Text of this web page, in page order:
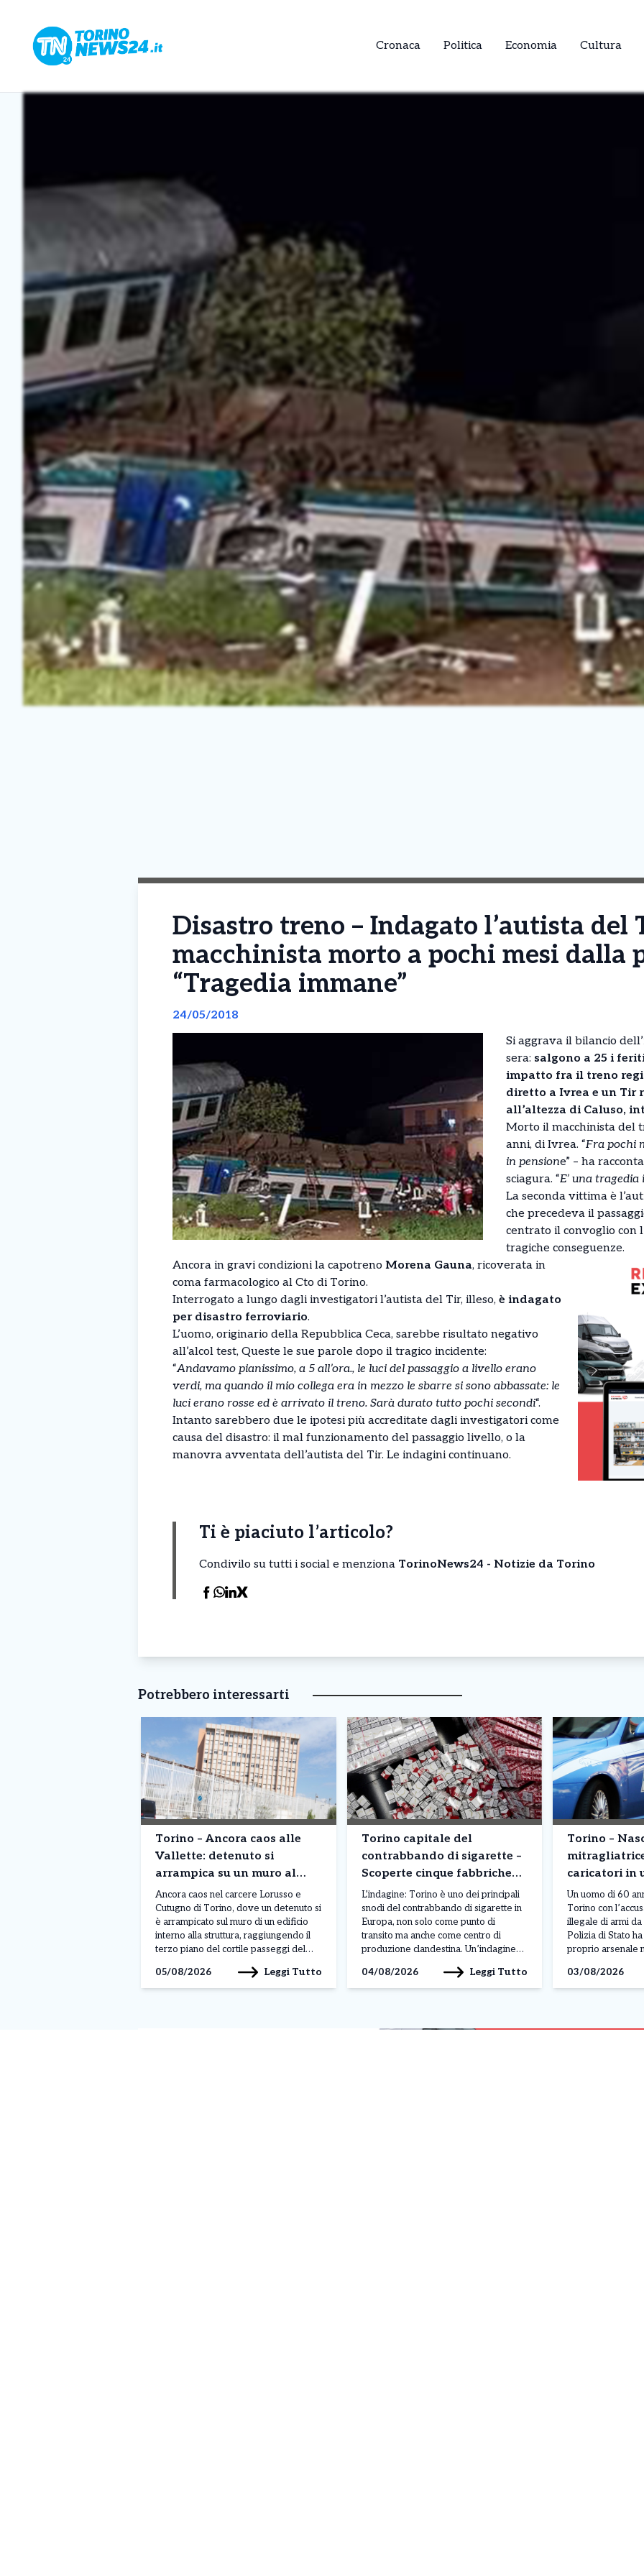
Cronaca Politica Economia Cultura
Disastro treno – Indagato l’autista del
macchinista morto a pochi mesi dalla
“Tragedia immane”
24/05/2018
Si aggrava il bilancio
sera: salgono a 25 i
impatto fra il treno
diretto a Ivrea e un Tir
all’altezza di Caluso,
Morto il macchinista del
anni, di Ivrea. “Fra pochi
in pensione” – ha
sciagura. “E’ una tragedia
La seconda vittima è
che precedeva il
centrato il convoglio con
tragiche conseguenze.
Ancora in gravi condizioni la capotreno Morena Gauna, ricoverata in
coma farmacologico al Cto di Torino.
Interrogato a lungo dagli investigatori l’autista del Tir, illeso, è indagato
per disastro ferroviario.
L’uomo, originario della Repubblica Ceca, sarebbe risultato negativo
all’alcol test, Queste le sue parole dopo il tragico incidente:
“Andavamo pianissimo, a 5 all’ora., le luci del passaggio a livello erano
verdi, ma quando il mio collega era in mezzo le sbarre si sono abbassate: le
luci erano rosse ed è arrivato il treno. Sarà durato tutto pochi secondi“.
Intanto sarebbero due le ipotesi più accreditate dagli investigatori come
causa del disastro: il mal funzionamento del passaggio livello, o la
manovra avventata dell’autista del Tir. Le indagini continuano.
Ti è piaciuto l’articolo?
Condivilo su tutti i social e menziona TorinoNews24 - Notizie da Torino
Potrebbero interessarti
Torino – Ancora caos alle
Vallette: detenuto si
arrampica su un muro al
terzo piano. Situazione fuori
controllo
Ancora caos nel carcere Lorusso e
Cutugno di Torino, dove un detenuto si
è arrampicato sul muro di un edificio
interno alla struttura, raggiungendo il
terzo piano del cortile passeggi del
mattinata di lunedì 3 agosto, sarebbe
legato a una protesta, anche se al
05/08/2026 Leggi Tutto
Torino capitale del
contrabbando di sigarette –
Scoperte cinque fabbriche
clandestine: milioni di
pacchetti prodotti
L’indagine: Torino è uno dei principali
snodi del contrabbando di sigarette in
Europa, non solo come punto di
transito ma anche come centro di
produzione clandestina. Un’indagine
Finanza ha portato alla scoperta di
cinque fabbriche illegali e due depositi
denominata […]
04/08/2026 Leggi Tutto
Torino –
caricatori in
corso
Un uomo di 60
Torino con
illegale di armi
Polizia di Stato
proprio arsenale
Moncalieri.
nell’ambito di
03/08/2026